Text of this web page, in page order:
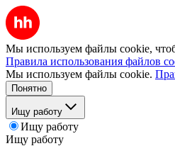
Мы используем файлы cookie,
Правила использования файлов
Мы используем файлы cookie.
Понятно
Ищу работу
Ищу работу
Ищу работу